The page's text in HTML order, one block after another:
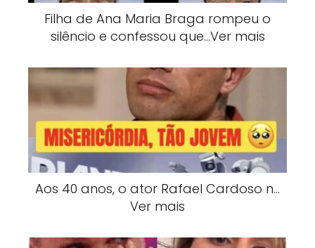
Filha de Ana Maria Braga rompeu o
silêncio e confessou que…Ver mais
Aos 40 anos, o ator Rafael Cardoso n…
Ver mais